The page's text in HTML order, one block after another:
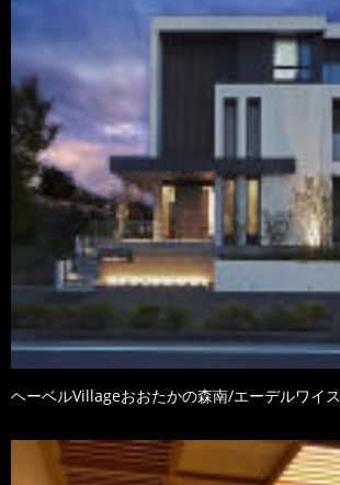
ヘーベルVillageおおたかの森南/エーデルワイス